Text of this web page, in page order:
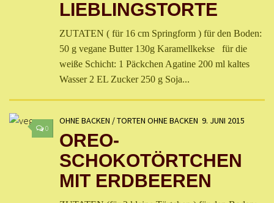
LIEBLINGSTORTE
ZUTATEN ( für 16 cm Springform ) für den Boden:
50 g vegane Butter 130g Karamellkekse für die
weiße Schicht: 1 Päckchen Agatine 200 ml kaltes
Wasser 2 EL Zucker 250 g Soja...
0
OHNE BACKEN /TORTEN OHNE BACKEN 9. JUNI 2015
OREO-
SCHOKOTÖRTCHEN
MIT ERDBEEREN